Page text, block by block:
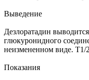
Выведение
Дезлоратадин
глюкуронидного
неизмененном виде. T1/
Показания